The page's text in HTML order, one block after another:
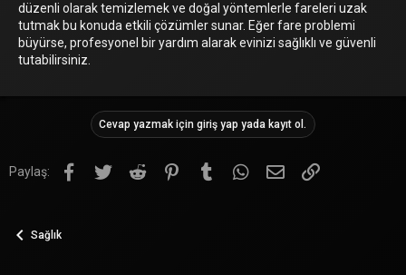
düzenli olarak temizlemek ve doğal yöntemlerle fareleri uzak
tutmak bu konuda etkili çözümler sunar. Eğer fare problemi
büyürse, profesyonel bir yardım alarak evinizi sağlıklı ve güvenli
tutabilirsiniz.
Cevap yazmak için giriş yap yada kayıt ol.
Paylaş: Facebook
TwitterReddit PinterestTumblrWhatsApp
E-postaLink
Sağlık